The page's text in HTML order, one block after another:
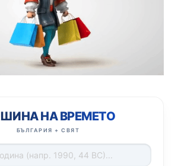
НА ВРЕМЕТО
БЪЛГАРИЯ + СВЯТ